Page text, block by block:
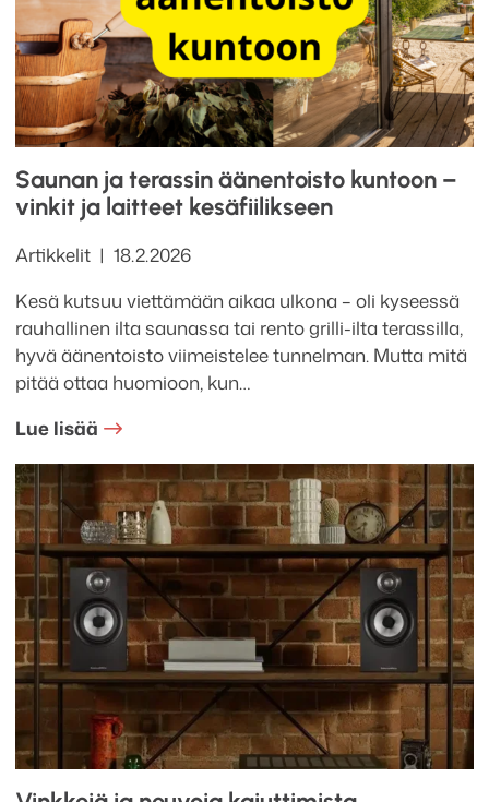
Saunan ja terassin äänentoisto kuntoon –
vinkit ja laitteet kesäfiilikseen
Kategoriat
Artikkelit Julkaistu
18.2.2026
Kesä kutsuu viettämään aikaa ulkona – oli kyseessä
rauhallinen ilta saunassa tai rento grilli-ilta terassilla,
hyvä äänentoisto viimeistelee tunnelman. Mutta mitä
pitää ottaa huomioon, kun…
Lue lisää